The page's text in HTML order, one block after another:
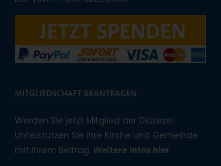
MITGLIEDSCHAFT BEANTRAGEN
Werden Sie jetzt Mitglied der Diözese!
Unterstützen Sie Ihre Kirche und Gemeinde
mit Ihrem Beitrag. Weitere Infos hier